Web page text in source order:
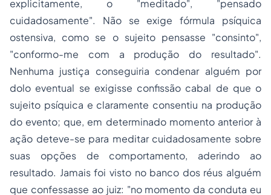
explicitamente, o "meditado", "pensado
cuidadosamente". Não se exige fórmula psíquica
ostensiva, como se o sujeito pensasse "consinto",
"conformo-me com a produção do resultado".
Nenhuma justiça conseguiria condenar alguém por
dolo eventual se exigisse confissão cabal de que o
sujeito psíquica e claramente consentiu na produção
do evento; que, em determinado momento anterior à
ação deteve-se para meditar cuidadosamente sobre
suas opções de comportamento, aderindo ao
resultado. Jamais foi visto no banco dos réus alguém
que confessasse ao juiz: "no momento da conduta eu